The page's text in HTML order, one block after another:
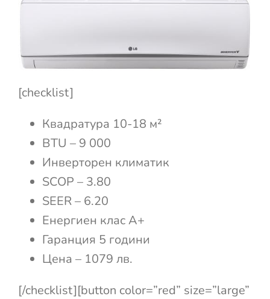
[checklist]
Квадратура 10-18 м²
BTU – 9 000
Инверторен климатик
SCOP – 3.80
SEER – 6.20
Енергиен клас А+
Гаранция 5 години
Цена – 1079 лв.
[/checklist][button color=”red” size=”large”